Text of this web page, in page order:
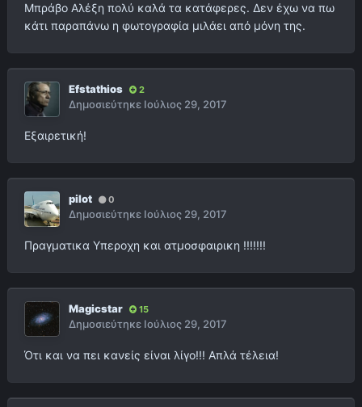
Μπράβο Αλέξη πολύ καλά τα κατάφερες. Δεν έχω να πω
κάτι παραπάνω η φωτογραφία μιλάει από μόνη της.
Efstathios 2
Δημοσιεύτηκε Ιούλιος 29, 2017
Εξαιρετική!
pilot 0
Δημοσιεύτηκε Ιούλιος 29, 2017
Πραγματικα Υπεροχη και ατμοσφαιρικη !!!!!!!
Magicstar 15
Δημοσιεύτηκε Ιούλιος 29, 2017
Ότι και να πει κανείς είναι λίγο!!! Απλά τέλεια!